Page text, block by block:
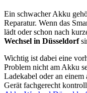
Ein schwacher Akku
Reparatur. Wenn das
lädt oder schon nach
Wechsel in Düsseldorf
Wichtig ist dabei eine
Problem nicht am Akku
Ladekabel oder an einem
Gerät fachgerecht